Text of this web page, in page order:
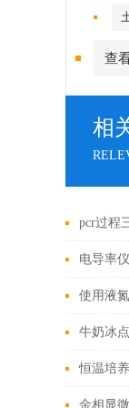
查
相
pcr过程
电导率
使用液
牛奶冰
恒温培
金相显